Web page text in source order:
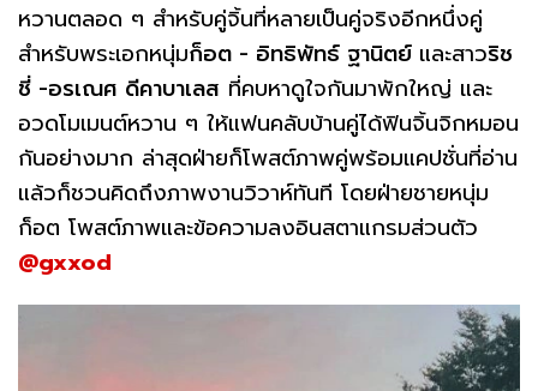
หวานตลอด ๆ สำหรับคู่จิ้นที่หลายเป็นคู่จริงอีกหนึ่งคู่
สำหรับพระเอกหนุ่มก็อต - อิทธิพัทธ์ ฐานิตย์ และสาวริช
ชี่ -อรเณศ ดีคาบาเลส ที่คบหาดูใจกันมาพักใหญ่ และ
อวดโมเมนต์หวาน ๆ ให้แฟนคลับบ้านคู่ได้ฟินจิ้นจิกหมอน
กันอย่างมาก ล่าสุดฝ่ายก็โพสต์ภาพคู่พร้อมแคปชั่นที่อ่าน
แล้วก็ชวนคิดถึงภาพงานวิวาห์ทันที โดยฝ่ายชายหนุ่ม
ก็อต โพสต์ภาพและข้อความลงอินสตาแกรมส่วนตัว
@gxxod